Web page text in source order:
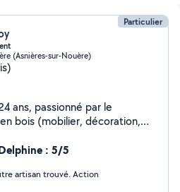
Particulier
(Asnières-sur-Nouère)
ans, passionné par le
bois (mobilier, décoration,
sérieux, efficace et je suis
pas à me contacter !
: 5/5
artisan trouvé. Action